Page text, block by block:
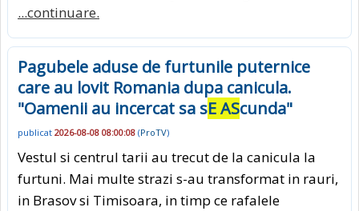
...continuare.
Pagubele aduse de furtunile puternice
care au lovit Romania dupa canicula.
"Oamenii au incercat sa sE AScunda"
publicat 2026-08-08 08:00:08 (ProTV)
Vestul si centrul tarii au trecut de la canicula la
furtuni. Mai multe strazi s-au transformat in rauri,
in Brasov si Timisoara, in timp ce rafalele